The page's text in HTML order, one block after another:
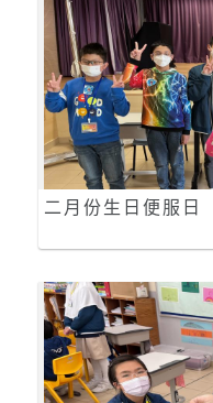
二月份生日便服日